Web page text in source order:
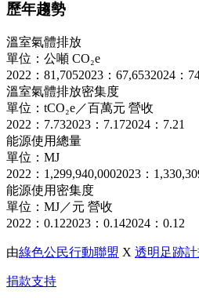
歷年趨勢
溫室氣體排放
單位：公噸 CO₂e
2022：81,7052023：67,6532024：
溫室氣體排放密集度
單位：tCO₂e／百萬元 營收
2022：7.732023：7.172024：7.21
能源使用總量
單位：MJ
2022：1,299,940,0002023：
能源使用密集度
單位：MJ／元 營收
2022：0.122023：0.142024：0.12
由綠色公民行動聯盟 X 透明足跡
捐款支持